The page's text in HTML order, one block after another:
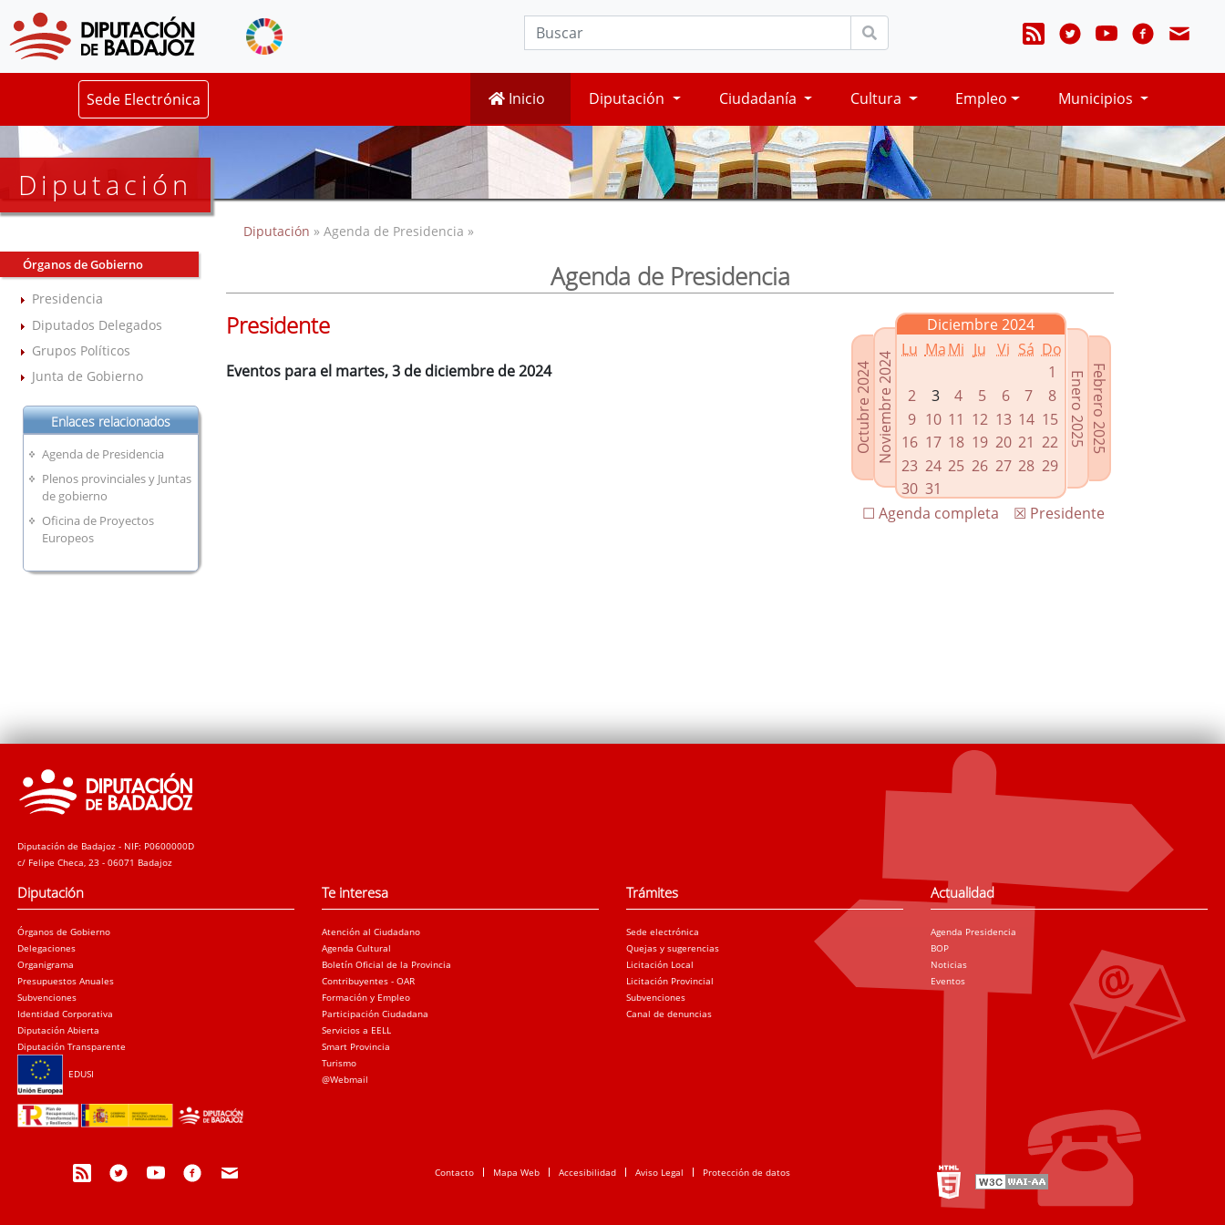
Sede Electrónica Inicio Diputación Ciudadanía Cultura Empleo Municipios
Diputación
Órganos de Gobierno
Presidencia
Diputados Delegados
Grupos Políticos
Junta de Gobierno
Enlaces relacionados
Agenda de Presidencia
Plenos provinciales y Juntas
de gobierno
Oficina de Proyectos
Europeos
Diputación » Agenda de Presidencia »
Agenda de Presidencia
Octubre 2024Noviembre 2024
Diciembre 2024
Lu MaMi Ju Vi Sá Do
1
2
3 4 5 6 7
8
9 10 11 12 13 14 15
16 17 18 19 20 21 22
23 24 25 26 27 28 29
30 31
Febrero 2025
Enero 2025
☒ Presidente
☐ Agenda completa
Presidente
Eventos para el martes, 3 de diciembre de 2024
Diputación de Badajoz - NIF: P0600000D
c/ Felipe Checa, 23 - 06071 Badajoz
Diputación
Órganos de Gobierno
Delegaciones
Organigrama
Presupuestos Anuales
Subvenciones
Identidad Corporativa
Diputación Abierta
Diputación Transparente
EDUSI
Te interesa
Atención al Ciudadano
Agenda Cultural
Boletín Oficial de la Provincia
Contribuyentes - OAR
Formación y Empleo
Participación Ciudadana
Servicios a EELL
Smart Provincia
Turismo
@Webmail
Trámites
Sede electrónica
Quejas y sugerencias
Licitación Local
Licitación Provincial
Subvenciones
Canal de denuncias
Actualidad
Agenda Presidencia
BOP
Noticias
Eventos
Contacto Mapa Web Accesibilidad Aviso Legal Protección de datos